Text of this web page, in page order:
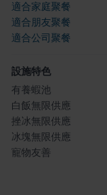
適合家庭聚餐
適合朋友聚餐
適合公司聚餐
設施特色
有養蝦池
白飯無限供應
挫冰無限供應
冰塊無限供應
寵物友善